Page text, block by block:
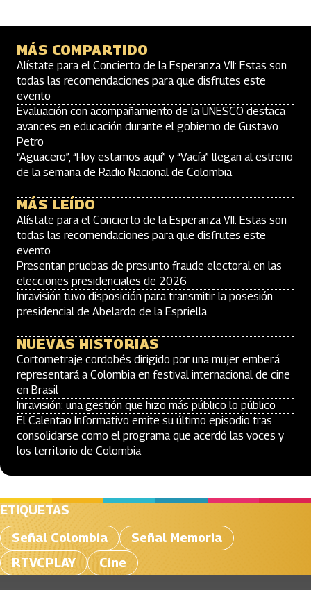
MÁS COMPARTIDO
Alístate para el Concierto de la Esperanza VII: Estas son
todas las recomendaciones para que disfrutes este
evento
Evaluación con acompañamiento de la UNESCO destaca
avances en educación durante el gobierno de Gustavo
Petro
“Aguacero”, “Hoy estamos aquí” y “Vacía” llegan al estreno
de la semana de Radio Nacional de Colombia
MÁS LEÍDO
Alístate para el Concierto de la Esperanza VII: Estas son
todas las recomendaciones para que disfrutes este
evento
Presentan pruebas de presunto fraude electoral en las
elecciones presidenciales de 2026
Inravisión tuvo disposición para transmitir la posesión
presidencial de Abelardo de la Espriella
NUEVAS HISTORIAS
Cortometraje cordobés dirigido por una mujer emberá
representará a Colombia en festival internacional de cine
en Brasil
Inravisión: una gestión que hizo más público lo público
El Calentao Informativo emite su último episodio tras
consolidarse como el programa que acerdó las voces y
los territorio de Colombia
ETIQUETAS
Señal Colombia
Señal Memoria
RTVCPLAY
Cine